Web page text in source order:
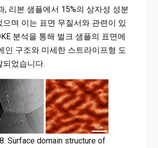
, 리본 샘플에서 15%의 상자성 성분
으며 이는 표면 무질서와 관련이 있
분석을 통해 벌크 샘플의 표면에
인 구조와 미세한 스트라이프형 도
되었습니다.
Surface domain structure of